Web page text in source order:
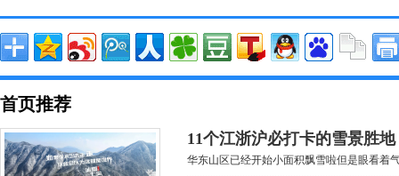
首页推荐
11个江浙沪必打卡的雪景胜
华东山区已经开始小面积飘雪啦但是眼看着